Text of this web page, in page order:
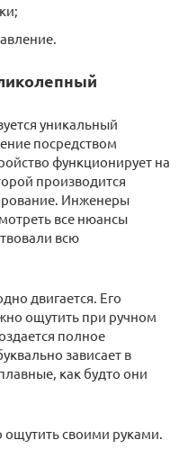
уникальный
посредством
функционирует на
производится
Инженеры
все нюансы
всю
двигается. Его
ощутить при ручном
полное
зависает в
как будто они
своими руками.